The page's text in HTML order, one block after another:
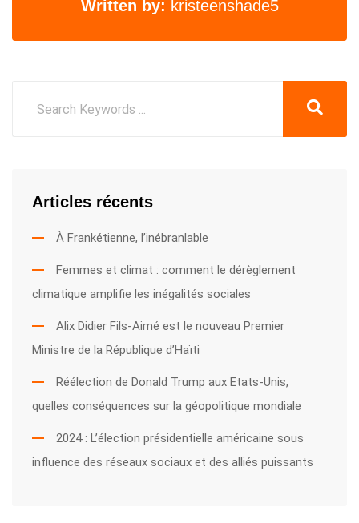
Written by: kristeenshade5
Articles récents
À Frankétienne, l’inébranlable
Femmes et climat : comment le dérèglement
climatique amplifie les inégalités sociales
Alix Didier Fils-Aimé est le nouveau Premier
Ministre de la République d’Haïti
Réélection de Donald Trump aux Etats-Unis,
quelles conséquences sur la géopolitique mondiale
2024 : L’élection présidentielle américaine sous
influence des réseaux sociaux et des alliés puissants